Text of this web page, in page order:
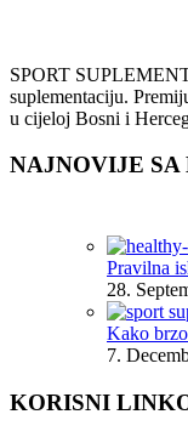
SPORT
suplementaciju.
u cijeloj Bosni i
NAJNOVIJE SA
Pravilna
28.
Kako
7.
KORISNI